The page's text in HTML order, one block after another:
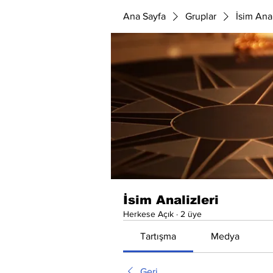
Ana Sayfa Gruplar İsim
İsim Analizleri
Herkese Açık · 2 üye
Tartışma Medya